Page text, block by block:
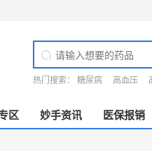
热门搜索： 糖尿病 高血压
区 妙手资讯 医保报销